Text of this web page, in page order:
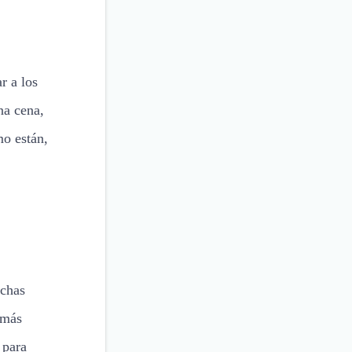
a los
cena,
están,